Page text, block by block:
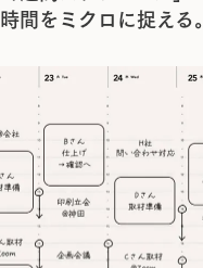
時間をミクロに捉える。